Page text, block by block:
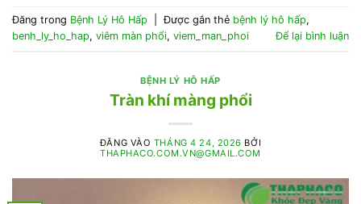
Đăng trong Bệnh Lý Hô Hấp Được gắn thẻ bệnh lý hô hấp,
benh_ly_ho_hap, viêm màn phổi, viem_man_phoi Để lại bình luận
BỆNH LÝ HÔ HẤP
Tràn khí màng phổi
ĐĂNG VÀO THÁNG 4 24, 2026 BỞI
THAPHACO.COM.VN@GMAIL.COM